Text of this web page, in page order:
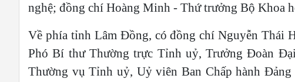
nghệ; đồng chí Hoàng Minh - Thứ trưởng Bộ Khoa
Về phía tỉnh Lâm Đồng, có đồng chí Nguyễn
Phó Bí thư Thường trực Tỉnh uỷ, Trưởng Đoàn
Thường vụ Tỉnh uỷ, Uỷ viên Ban Chấp hành